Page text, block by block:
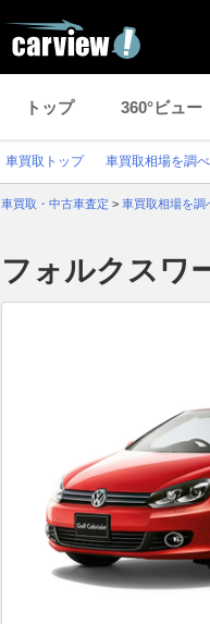
トップ 360°ビュー
車買取トップ 車買取相場を調
車買取・中古車査定 > 車買取相場を調
フォルクスワ